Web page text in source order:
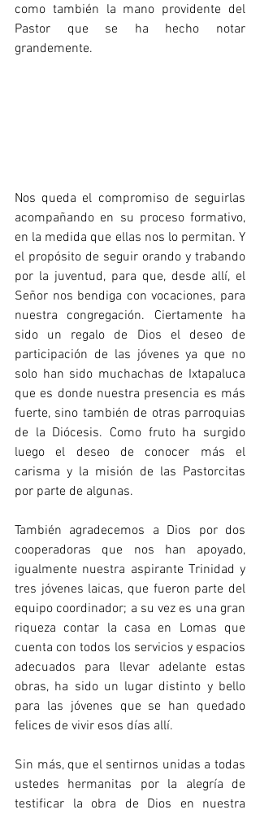
como también la mano providente del
Pastor que se ha hecho notar
grandemente.
Nos queda el compromiso de seguirlas
acompañando en su proceso formativo,
en la medida que ellas nos lo permitan. Y
el propósito de seguir orando y trabando
por la juventud, para que, desde allí, el
Señor nos bendiga con vocaciones, para
nuestra congregación. Ciertamente ha
sido un regalo de Dios el deseo de
participación de las jóvenes ya que no
solo han sido muchachas de Ixtapaluca
que es donde nuestra presencia es más
fuerte, sino también de otras parroquias
de la Diócesis. Como fruto ha surgido
luego el deseo de conocer más el
carisma y la misión de las Pastorcitas
por parte de algunas.
También agradecemos a Dios por dos
cooperadoras que nos han apoyado,
igualmente nuestra aspirante Trinidad y
tres jóvenes laicas, que fueron parte del
equipo coordinador; a su vez es una gran
riqueza contar la casa en Lomas que
cuenta con todos los servicios y espacios
adecuados para llevar adelante estas
obras, ha sido un lugar distinto y bello
para las jóvenes que se han quedado
felices de vivir esos días allí.
Sin más, que el sentirnos unidas a todas
ustedes hermanitas por la alegría de
testificar la obra de Dios en nuestra